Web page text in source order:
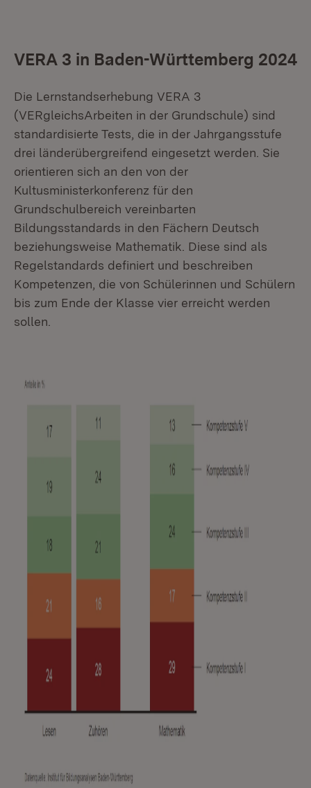
VERA 3 in Baden-Württemberg 2024
Die Lernstandserhebung VERA 3
(VERgleichsArbeiten in der Grundschule) sind
standardisierte Tests, die in der Jahrgangsstufe
drei länderübergreifend eingesetzt werden. Sie
orientieren sich an den von der
Kultusministerkonferenz für den
Grundschulbereich vereinbarten
Bildungsstandards in den Fächern Deutsch
beziehungsweise Mathematik. Diese sind als
Regelstandards definiert und beschreiben
Kompetenzen, die von Schülerinnen und Schülern
bis zum Ende der Klasse vier erreicht werden
sollen.